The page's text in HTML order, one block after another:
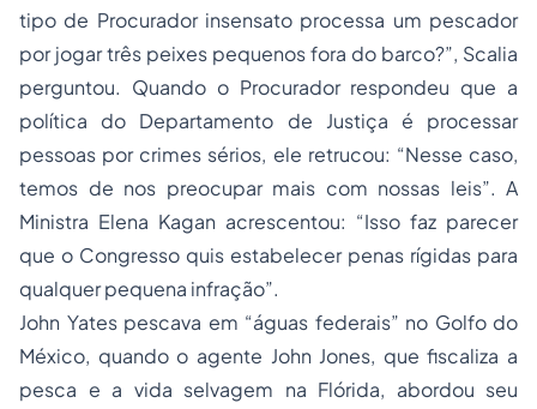
tipo de Procurador insensato processa um pescador
por jogar três peixes pequenos fora do barco?”, Scalia
perguntou. Quando o Procurador respondeu que a
política do Departamento de Justiça é processar
pessoas por crimes sérios, ele retrucou: “Nesse caso,
temos de nos preocupar mais com nossas leis”. A
Ministra Elena Kagan acrescentou: “Isso faz parecer
que o Congresso quis estabelecer penas rígidas para
qualquer pequena infração”.
John Yates pescava em “águas federais” no Golfo do
México, quando o agente John Jones, que fiscaliza a
pesca e a vida selvagem na Flórida, abordou seu